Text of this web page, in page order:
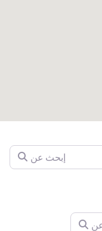
إبحث عن
إبحث عن